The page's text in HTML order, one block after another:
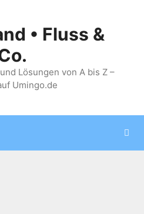
• Fluss &
Lösungen von A bis Z –
Umingo.de